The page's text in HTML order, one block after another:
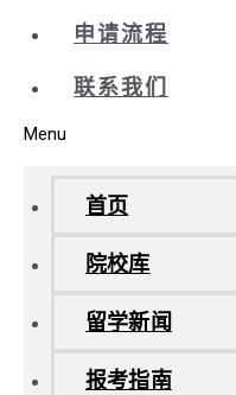
申请流程
联系我们
Menu
首页
院校库
留学新闻
报考指南